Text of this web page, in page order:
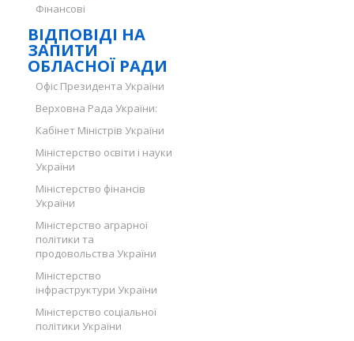
Фінансові
ВІДПОВІДІ НА
ЗАПИТИ
ОБЛАСНОЇ РАДИ
Офіс Президента України
Верховна Рада України:
Кабінет Міністрів України
Міністерство освіти і науки
України
Міністерство фінансів
України
Міністерство аграрної
політики та
продовольства України
Міністерство
інфраструктури України
Міністерство соціальної
політики України